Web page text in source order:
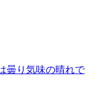
曇り気味の晴れで